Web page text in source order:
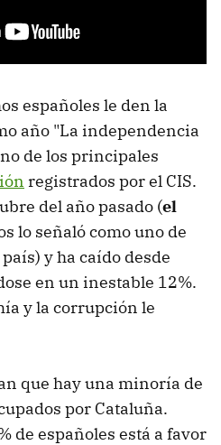
españoles le den la
año "La independencia
de los principales
registrados por el CIS.
del año pasado (el
lo señaló como uno de
y ha caído desde
en un inestable 12%.
y la corrupción le
que hay una minoría de
por Cataluña.
de españoles está a favor